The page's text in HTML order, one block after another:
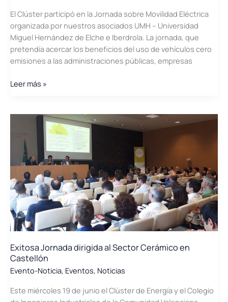
en
Ecofira
El Clúster participó en la Jornada sobre Movilidad Eléctrica
organizada por nuestros asociados UMH – Universidad
Miguel Hernández de Elche e Iberdrola. La jornada, que
pretendía acercar los beneficios del uso de vehículos cero
emisiones a las administraciones públicas, empresas
Jornada
Eléctrica
organizada
nuestros
asociados
UMH
–
Universidad
Miguel
Hernández
Elche
e
Iberdrola
Leer más »
Exitosa Jornada dirigida al Sector Cerámico en
Castellón
Evento-Noticia, Eventos, Noticias
Este miércoles 19 de junio el Clúster de Energía y el Colegio